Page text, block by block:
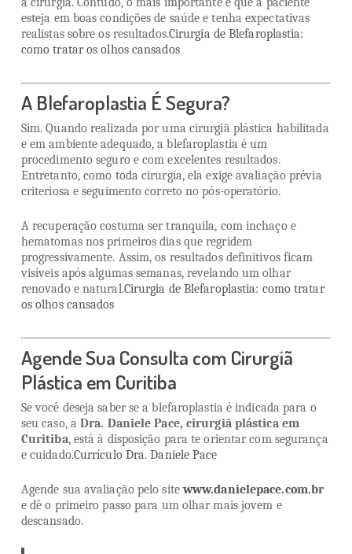
esteja em boas condições de saúde e tenha expectativas
realistas sobre os resultados.Cirurgia de Blefaroplastia:
como tratar os olhos cansados
A Blefaroplastia É Segura?
Sim. Quando realizada por uma cirurgiã plástica habilitada
e em ambiente adequado, a blefaroplastia é um
procedimento seguro e com excelentes resultados.
Entretanto, como toda cirurgia, ela exige avaliação prévia
criteriosa e seguimento correto no pós-operatório.
A recuperação costuma ser tranquila, com inchaço e
hematomas nos primeiros dias que regridem
progressivamente. Assim, os resultados definitivos ficam
visíveis após algumas semanas, revelando um olhar
renovado e natural.Cirurgia de Blefaroplastia: como tratar
os olhos cansados
Agende Sua Consulta com Cirurgiã
Plástica em Curitiba
Se você deseja saber se a blefaroplastia é indicada para o
seu caso, aDra. Daniele Pace, cirurgiã plástica em
Curitiba, está à disposição para te orientar com segurança
e cuidado.Currículo Dra. Daniele Pace
Agende sua avaliação pelo sitewww.danielepace.com.br
e dê o primeiro passo para um olhar mais jovem e
descansado.